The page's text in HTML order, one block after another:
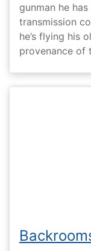
gunman he
transmission
he’s flying his
provenance of